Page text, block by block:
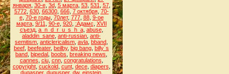
января, 30-е, 3d, 5 марта, 53, 531 57,
5772, 630, 66300, 666, 7 октября, 70-
е, 70-е годы, 70лет, 777, 88, 9-ое
марта, 9/11 90-е, 920, :Адамс XVII
съезд, a_n_d_r_u_s_h_a, abuse,
aladdin_sane anti-russian anti-
semitism anticlericalism avla bband
beef beefeater, beilby, big bang billy`s
band bipedal boobs breaking news
cannes ciu, cnn, congratulations
copyright, cuckold, cunt, dece, diapers
dugasper, dugusper, dw, einstein,